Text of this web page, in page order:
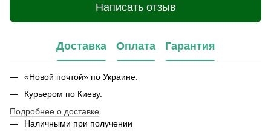
Написать отзыв
Доставка Оплата Гарантия
«Новой почтой» по Украине.
Курьером по Киеву.
Подробнее о доставке
Наличными при получении